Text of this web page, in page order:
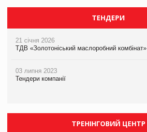
ТЕНДЕРИ
21 січня 2026
ТДВ «Золотоніський маслоробний комбінат»
03 липня 2023
Тендери компанії
ТРЕНІНГОВИЙ ЦЕНТР